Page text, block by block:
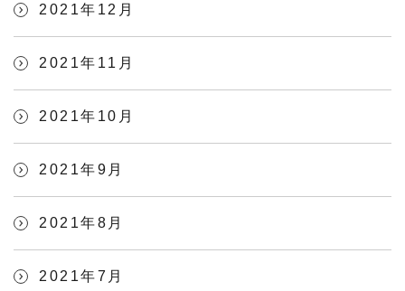
2021年12月
2021年11月
2021年10月
2021年9月
2021年8月
2021年7月